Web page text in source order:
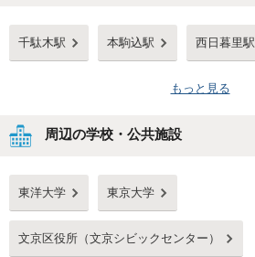
千駄木駅 本駒込駅 西日暮里駅
もっと見る
周辺の学校・公共施設
東洋大学 東京大学
文京区役所（文京シビックセンター）